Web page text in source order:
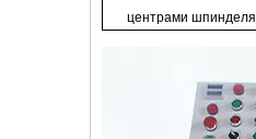
центрами шпинделя